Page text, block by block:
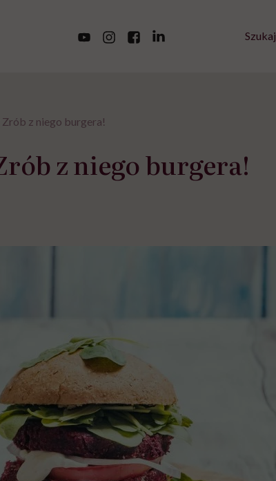
Szukaj
z niego burgera!
z niego burgera!